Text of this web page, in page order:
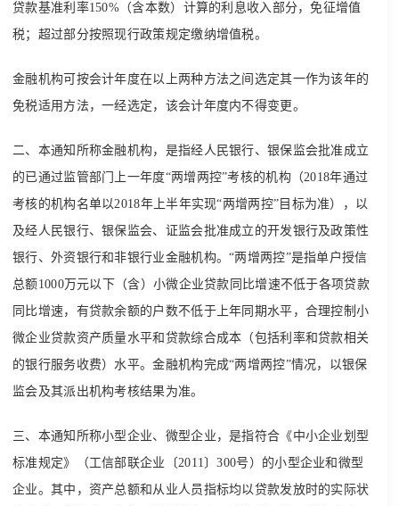
贷款基准利率150%（含本数）计算的利息收入部分，免征增值
税；超过部分按照现行政策规定缴纳增值税。
金融机构可按会计年度在以上两种方法之间选定其一作为该年的
免税适用方法，一经选定，该会计年度内不得变更。
二、本通知所称金融机构，是指经人民银行、银保监会批准成立
的已通过监管部门上一年度“两增两控”考核的机构（2018年通过
考核的机构名单以2018年上半年实现“两增两控”目标为准），以
及经人民银行、银保监会、证监会批准成立的开发银行及政策性
银行、外资银行和非银行业金融机构。“两增两控”是指单户授信
总额1000万元以下（含）小微企业贷款同比增速不低于各项贷款
同比增速，有贷款余额的户数不低于上年同期水平，合理控制小
微企业贷款资产质量水平和贷款综合成本（包括利率和贷款相关
的银行服务收费）水平。金融机构完成“两增两控”情况，以银保
监会及其派出机构考核结果为准。
三、本通知所称小型企业、微型企业，是指符合《中小企业划型
标准规定》（工信部联企业〔2011〕300号）的小型企业和微型
企业。其中，资产总额和从业人员指标均以贷款发放时的实际状